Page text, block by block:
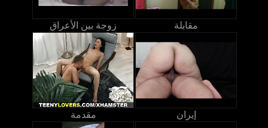
زوجة بين الأعراق مقابلة
مقدمة إيران